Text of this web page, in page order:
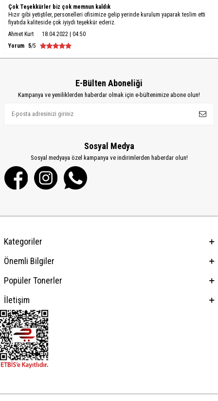
Çok Teşekkürler biz çok memnun kaldık
Hızır gibi yetiştiler, personelleri ofisimize gelip yerinde kurulum yaparak teslim etti
fiyatıda kaliteside çok iyiydi teşekkür ederiz.
Ahmet Kurt
18.04.2022 | 04:50
Yorum 5/5
E-Bülten Aboneliği
Kampanya ve yeniliklerden haberdar olmak için e-bültenimize abone olun!
Sosyal Medya
Sosyal medyaya özel kampanya ve indirimlerden haberdar olun!
Kategoriler
Önemli Bilgiler
Popüler Tonerler
İletişim